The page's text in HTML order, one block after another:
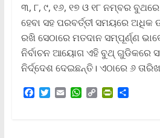
୩, ୮, ୯, ୧୬, ୧୭ ଓ ୧୮ ନମ୍ବର
ହେବା ସହ ପରବର୍ତ୍ତୀ ସମୟରେ ଅଧିକ
ରଖି ସେଠାରେ ମତଦାନ ସମ୍ପୂର୍ଣ୍ଣ
ନିର୍ବାଚନ ଆୟୋଗ ଏହି ବୁଥ୍ ଗୁଡିକରେ
ନିର୍ଦ୍ଦେଶ ଦେଇଛନ୍ତି। ଏଠାରେ ୬
F
T
E
W C
P
S